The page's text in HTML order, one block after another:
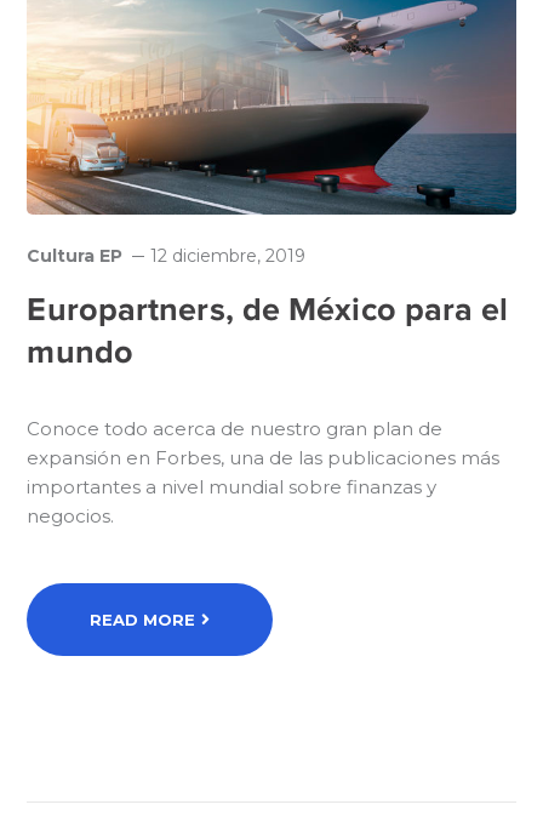
Cultura EP 12 diciembre, 2019
Europartners, de México para el
mundo
Conoce todo acerca de nuestro gran plan de
expansión en Forbes, una de las publicaciones más
importantes a nivel mundial sobre finanzas y
negocios.
READ MORE